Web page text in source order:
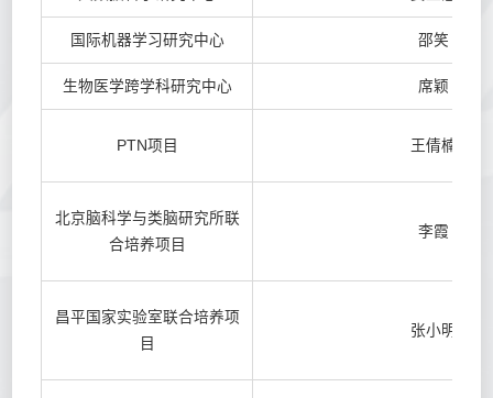
国际机器学习研究中心 邵笑
生物医学跨学科研究中心 席颖
PTN项目 王倩楠
北京脑科学与类脑研究所联
合培养项目
李霞
昌平国家实验室联合培养项
目
张小明